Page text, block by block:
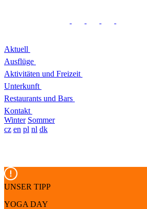
Aktuell
Ausflüge
Aktivitäten und Freizeit
Unterkunft
Restaurants und Bars
Kontakt
Winter Sommer
cz en pl nl dk
UNSER TIPP
YOGA DAY